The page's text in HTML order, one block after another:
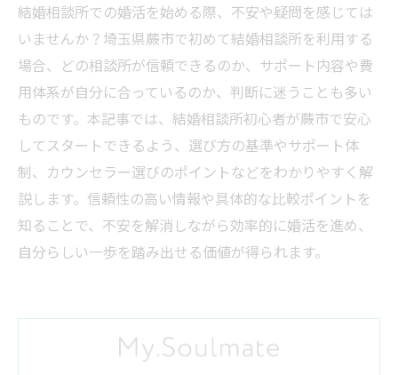
結婚相談所での婚活を始める際、不安や疑問を感じては
いませんか？埼玉県蕨市で初めて結婚相談所を利用する
場合、どの相談所が信頼できるのか、サポート内容や費
用体系が自分に合っているのか、判断に迷うことも多い
ものです。本記事では、結婚相談所初心者が蕨市で安心
してスタートできるよう、選び方の基準やサポート体
制、カウンセラー選びのポイントなどをわかりやすく解
説します。信頼性の高い情報や具体的な比較ポイントを
知ることで、不安を解消しながら効率的に婚活を進め、
自分らしい一歩を踏み出せる価値が得られます。